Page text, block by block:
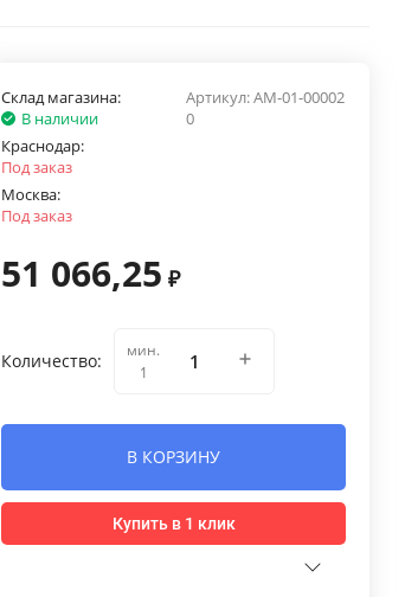
Артикул:AM-01-00002
0
Склад магазина:
В наличии
Краснодар:
Под заказ
Москва:
Под заказ
51 066,25 ₽
Количество:
мин.
1
В КОРЗИНУ
Купить в 1 клик